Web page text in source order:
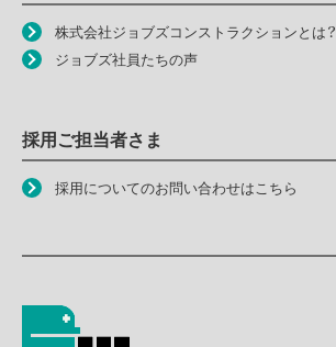
株式会社ジョブズコンストラクションとは？
ジョブズ社員たちの声
採用ご担当者さま
採用についてのお問い合わせはこちら